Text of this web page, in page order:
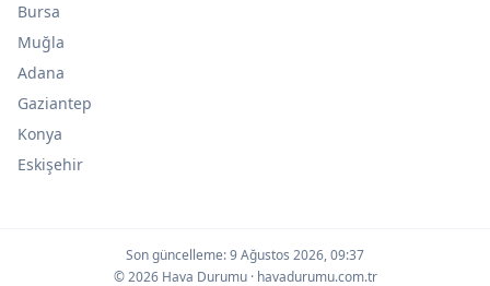
Bursa
Muğla
Adana
Gaziantep
Konya
Eskişehir
Son güncelleme:9 Ağustos 2026, 09:37
© 2026 Hava Durumu · havadurumu.com.tr